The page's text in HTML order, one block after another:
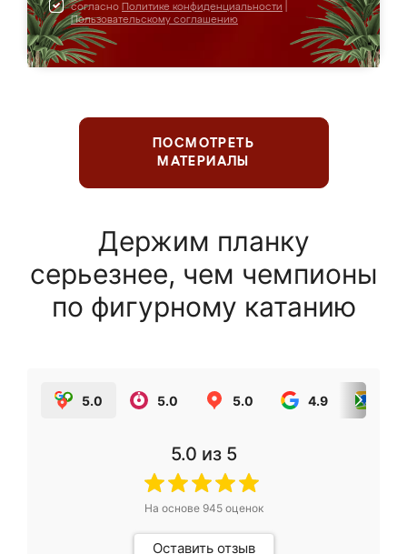
согласно Политике конфиденциальности
Пользовательскому соглашению
ПОСМОТРЕТЬ
МАТЕРИАЛЫ
Держим планку
серьезнее, чем чемпионы
по фигурному катанию
5.0 5.0 5.0 4.9
5.0 из 5
На основе 945оценок
Оставить отзыв